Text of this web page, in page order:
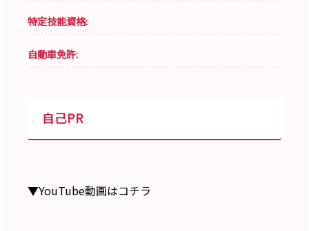
特定技能資格:
自動車免許:
自己PR
▼YouTube動画はコチラ